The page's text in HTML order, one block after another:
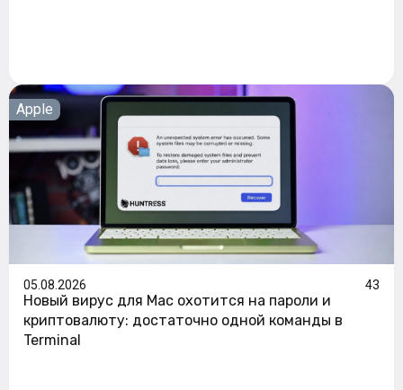
Apple
05.08.2026 43
Новый вирус для Mac охотится на пароли и
криптовалюту: достаточно одной команды в
Terminal